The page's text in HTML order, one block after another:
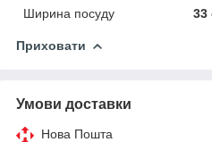
Ширина посуду
33
Приховати
Умови доставки
Нова Пошта